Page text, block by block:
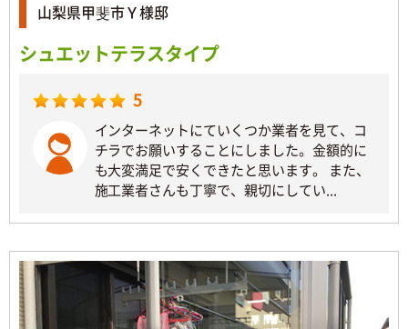
山梨県甲斐市Ｙ様邸
シュエットテラスタイプ
5
インターネットにていくつか業者を見て、コ
チラでお願いすることにしました。金額的に
も大変満足で安くできたと思います。 また、
施工業者さんも丁寧で、親切にしてい...